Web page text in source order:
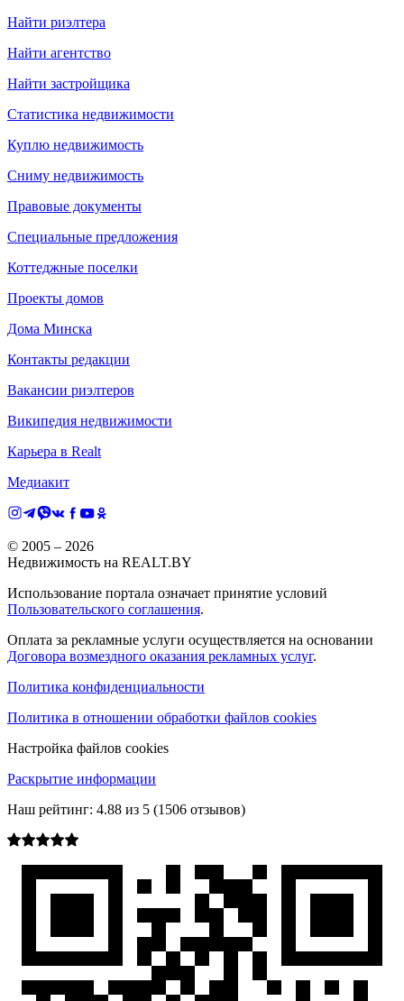
Найти риэлтера
Найти агентство
Найти застройщика
Статистика недвижимости
Куплю недвижимость
Сниму недвижимость
Правовые документы
Специальные предложения
Коттеджные поселки
Проекты домов
Дома Минска
Контакты редакции
Вакансии риэлтеров
Википедия недвижимости
Карьера в Realt
Медиакит
© 2005 – 2026
Недвижимость на REALT.BY
Использование портала означает принятие условий
Пользовательского соглашения.
Оплата за рекламные услуги осуществляется на основании
Договора возмездного оказания рекламных услуг.
Политика конфиденциальности
Политика в отношении обработки файлов cookies
Настройка файлов cookies
Раскрытие информации
Наш рейтинг: 4.88 из 5 (1506 отзывов)